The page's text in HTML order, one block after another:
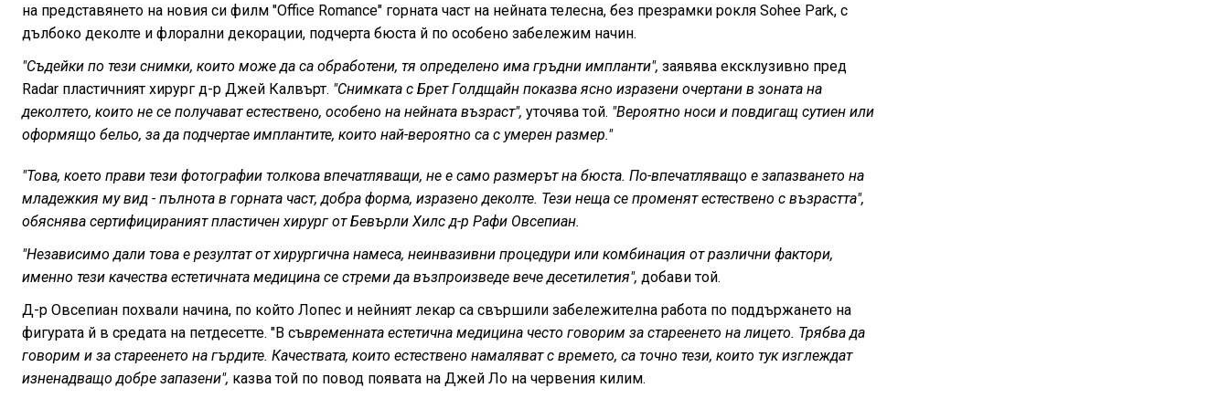
на представянето на новия си филм "Office Romance" горната част на нейната телесна, без презрамки рокля Sohee Park, с
дълбоко деколте и флорални декорации, подчерта бюста й по особено забележим начин.
"Съдейки по тези снимки, които може да са обработени, тя определено има гръдни импланти", заявява ексклузивно пред
Radar пластичният хирург д-р Джей Калвърт. "Снимката с Брет Голдщайн показва ясно изразени очертани в зоната на
деколтето, които не се получават естествено, особено на нейната възраст", уточява той. "Вероятно носи и повдигащ сутиен или
оформящо бельо, за да подчертае имплантите, които най-вероятно са с умерен размер."
"Това, което прави тези фотографии толкова впечатляващи, не е само размерът на бюста. По-впечатляващо е запазването на
младежкия му вид - пълнота в горната част, добра форма, изразено деколте. Тези неща се променят естествено с възрастта",
обяснява сертифицираният пластичен хирург от Бевърли Хилс д-р Рафи Овсепиан.
"Независимо дали това е резултат от хирургична намеса, неинвазивни процедури или комбинация от различни фактори,
именно тези качества естетичната медицина се стреми да възпроизведе вече десетилетия", добави той.
Д-р Овсепиан похвали начина, по който Лопес и нейният лекар са свършили забележителна работа по поддържането на
фигурата й в средата на петдесетте. "В съвременната естетична медицина често говорим за стареенето на лицето. Трябва да
говорим и за стареенето на гърдите. Качествата, които естествено намаляват с времето, са точно тези, които тук изглеждат
изненадващо добре запазени", казва той по повод появата на Джей Ло на червения килим.